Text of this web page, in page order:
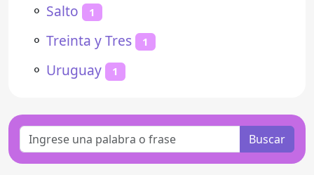
⚬ Salto 1
⚬ Treinta y Tres 1
⚬ Uruguay 1
Buscar